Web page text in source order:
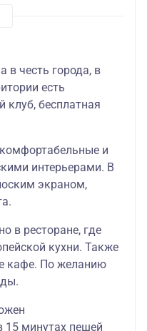
в честь города, в
есть
клуб, бесплатная
и
интерьерами. В
экраном,
в ресторане, где
кухни. Также
кафе. По желанию
15 минутах пешей